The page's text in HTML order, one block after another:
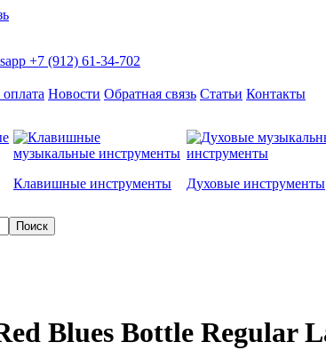
+7 (912) 61-34-702
оплата Новости Обратная связь Статьи Контакты
Клавишные инструменты Духовые инструменты
Blues Bottle Regular